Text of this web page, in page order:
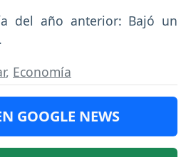
del año anterior: Bajó un
, Economía
GOOGLE NEWS